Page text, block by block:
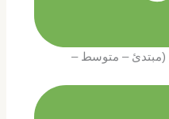
(مبتدئ – متوسط –